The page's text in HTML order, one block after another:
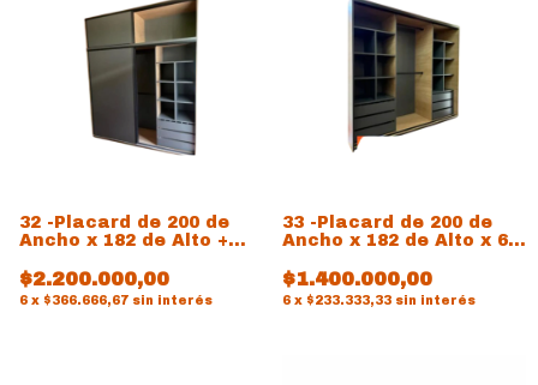
32 -Placard de 200 de
Ancho x 182 de Alto +
$2.200.000,00
6 x $366.666,67 sin interés
33 -Placard de 200 de
Ancho x 182 de Alto x 60
$1.400.000,00
6 x $233.333,33 sin interés